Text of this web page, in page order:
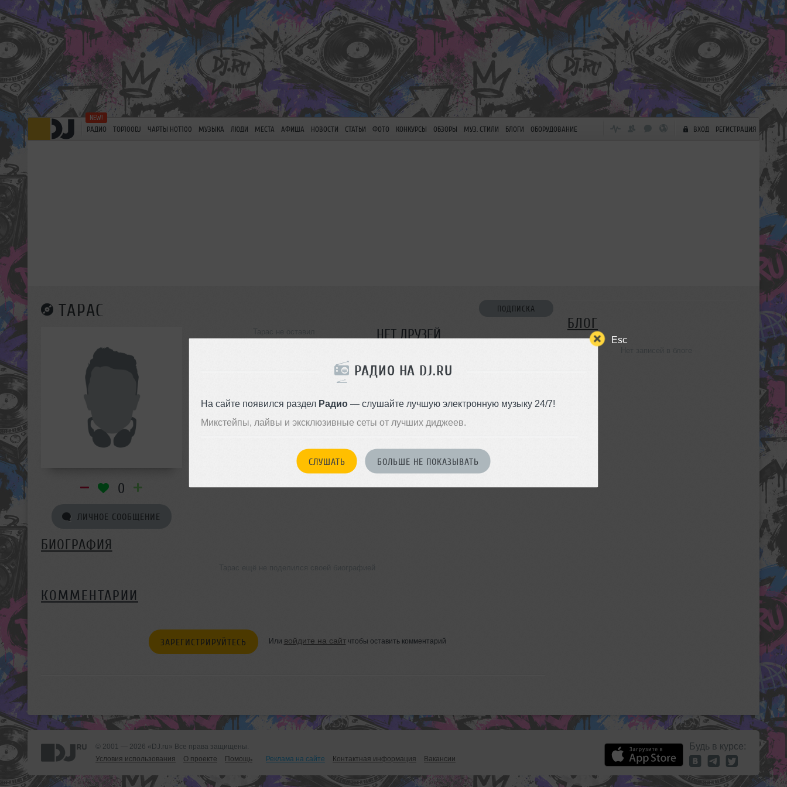
Esc
РАДИО НА DJ.RU
На сайте появился раздел Радио— слушайте лучшую электронную музыку 24/7!
Микстейпы, лайвы и эксклюзивные сеты от лучших диджеев.
СЛУШАТЬ БОЛЬШЕ НЕ ПОКАЗЫВАТЬ
РАДИО TOP100DJ ЧАРТЫ HOT100 МУЗЫКА ЛЮДИ МЕСТА АФИША НОВОСТИ СТАТЬИ ФОТО КОНКУРСЫ ОБЗОРЫ МУЗ. СТИЛИ БЛОГИ ОБОРУДОВАНИЕ ВХОД РЕГИСТРАЦИЯ
ТАРАС ПОДПИСКА
0
ЛИЧНОЕ СООБЩЕНИЕ
НЕТ ДРУЗЕЙ
БИОГРАФИЯ
КОММЕНТАРИИ
ЗАРЕГИСТРИРУЙТЕСЬ Или войдите на сайтчтобы оставить комментарий
БЛОГ
© 2001 — 2026 «DJ.ru» Все права защищены.
Условия использования
О проекте Помощь Реклама на сайте Контактная информация Вакансии
Будь в курсе: